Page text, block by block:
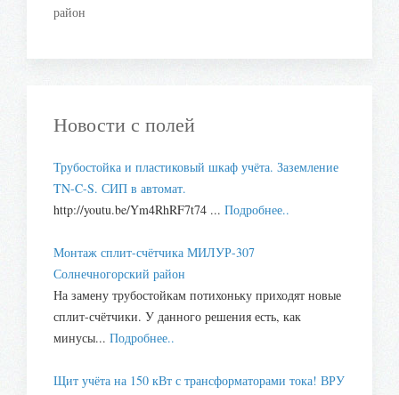
район
Новости с полей
Трубостойка и пластиковый шкаф учёта. Заземление
TN-C-S. СИП в автомат.
http://youtu.be/Ym4RhRF7t74 ... Подробнее..
Монтаж сплит-счётчика МИЛУР-307
Солнечногорский район
На замену трубостойкам потихоньку приходят новые
сплит-счётчики. У данного решения есть, как
минусы... Подробнее..
Щит учёта на 150 кВт с трансформаторами тока! ВРУ